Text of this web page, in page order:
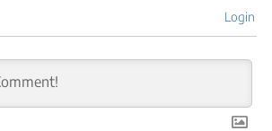
Login